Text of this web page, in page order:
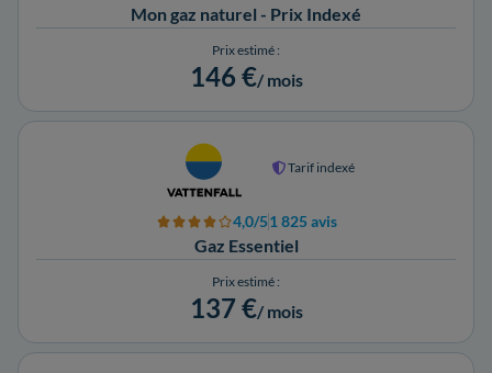
Mon gaz naturel - Prix Indexé
Prix estimé :
146 €/ mois
Gaz Essentiel
Tarif indexé
4,0/51 825 avis
Prix estimé :
137 €/ mois